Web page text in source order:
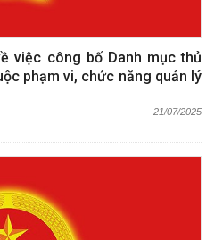
việc công bố Danh mục thủ
phạm vi, chức năng quản lý
21/07/2025